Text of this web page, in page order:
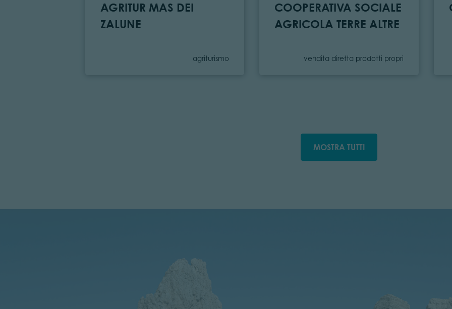
AGRITUR MAS DEI
ZALUNE
Categoria
agriturismo
COOPERATIVA SOCIALE
AGRICOLA TERRE ALTRE
Categoria
vendita diretta prodotti propri
MOSTRA TUTTI